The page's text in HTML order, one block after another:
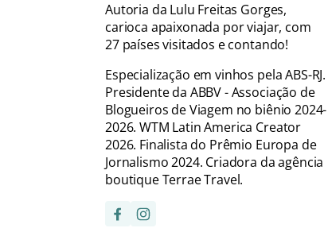
Autoria da Lulu Freitas Gorges,
carioca apaixonada por viajar, com
27 países visitados e contando!
Especialização em vinhos pela ABS-RJ.
Presidente da ABBV - Associação de
Blogueiros de Viagem no biênio 2024-
2026. WTM Latin America Creator
2026. Finalista do Prêmio Europa de
Jornalismo 2024. Criadora da agência
boutique Terrae Travel.